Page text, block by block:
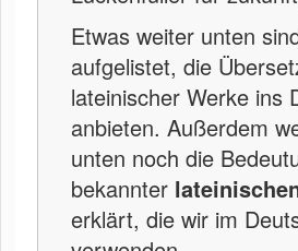
Etwas weiter unten
aufgelistet, die
lateinischer Werke ins
anbieten. Außerdem
unten noch die
bekannter
erklärt, die wir im